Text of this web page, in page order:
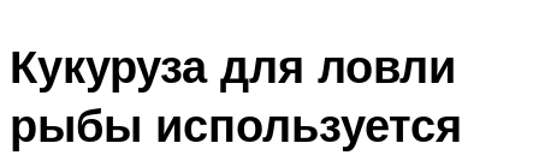
Кукуруза для ловли
рыбы используется